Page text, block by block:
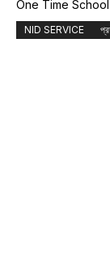
One Time School
NID SERVICE